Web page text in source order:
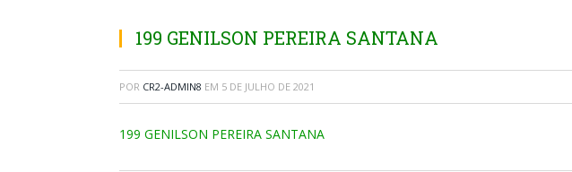
199 GENILSON PEREIRA SANTANA
POR CR2-ADMIN8 EM 5 DE JULHO DE 2021
199 GENILSON PEREIRA SANTANA